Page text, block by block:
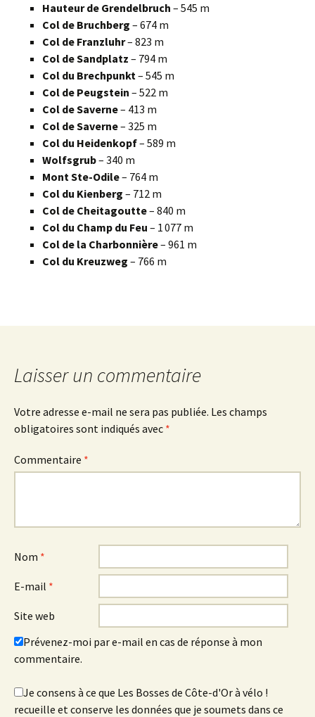
Hauteur de Grendelbruch – 545 m
Col de Bruchberg – 674 m
Col de Franzluhr– 823 m
Col de Sandplatz – 794 m
Col du Brechpunkt– 545 m
Col de Peugstein – 522 m
Col de Saverne– 413 m
Col de Saverne– 325 m
Col du Heidenkopf– 589 m
Wolfsgrub– 340 m
Mont Ste-Odile– 764 m
Col du Kienberg – 712 m
Col de Cheitagoutte– 840 m
Col du Champ du Feu – 1 077 m
Col de la Charbonnière– 961 m
Col du Kreuzweg – 766 m
Laisser un commentaire
Votre adresse e-mail ne sera pas publiée. Les champs
obligatoires sont indiqués avec *
Commentaire *
Nom *
E-mail *
Site web
Prévenez-moi par e-mail en cas de réponse à mon
commentaire.
Je consens à ce que Les Bosses de Côte-d'Or à vélo !
recueille et conserve les données que je soumets dans ce